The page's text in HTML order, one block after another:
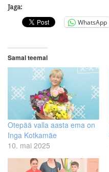
Jaga:
WhatsApp
Samal teemal
Otepää valla aasta ema on
Inga Kotkamäe
10. mai 2025